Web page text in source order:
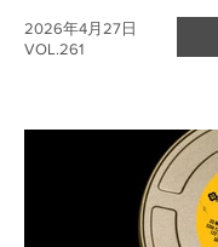
VOL.261
2026年4月27日